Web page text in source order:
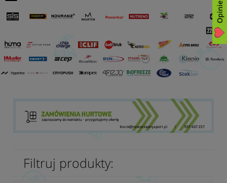
Filtruj produkty:
Opinie